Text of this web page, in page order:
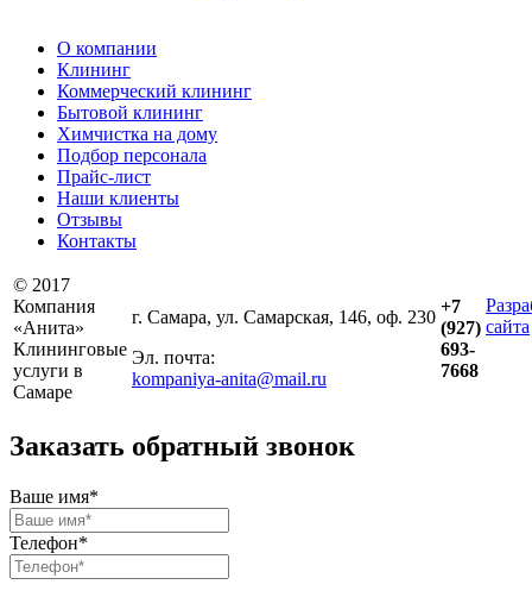
О компании
Клининг
Коммерческий клининг
Бытовой клининг
Химчистка на дому
Подбор персонала
Прайс-лист
Наши клиенты
Отзывы
Контакты
© 2017
Компания
«Анита»
Клининговые
услуги в
Самаре
г. Самара, ул. Самарская, 146, оф. 230
Эл. почта:
kompaniya-anita@mail.ru
+7
(927)
693-
7668
сайта
Заказать обратный звонок
Ваше имя*
Телефон*